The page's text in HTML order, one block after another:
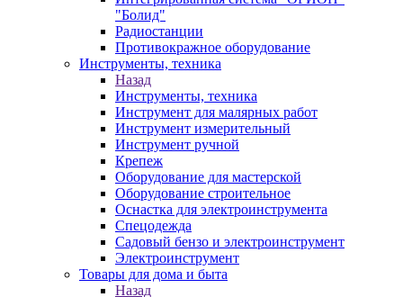
"Болид"
Радиостанции
Противокражное оборудование
Инструменты, техника
Назад
Инструменты, техника
Инструмент для малярных работ
Инструмент измерительный
Инструмент ручной
Крепеж
Оборудование для мастерской
Оборудование строительное
Оснастка для электроинструмента
Спецодежда
Садовый бензо и электроинструмент
Электроинструмент
Товары для дома и быта
Назад